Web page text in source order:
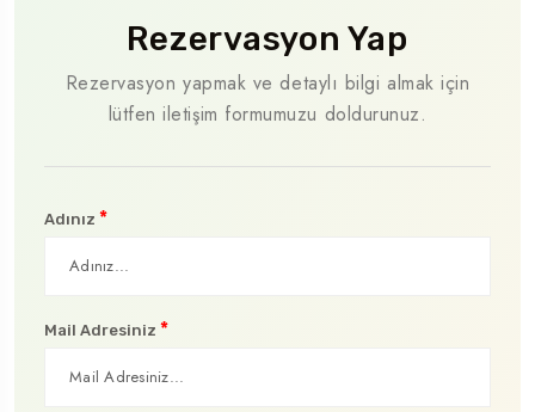
Rezervasyon Yap
Rezervasyon yapmak ve detaylı bilgi almak için
lütfen iletişim formumuzu doldurunuz.
Adınız *
Mail Adresiniz *